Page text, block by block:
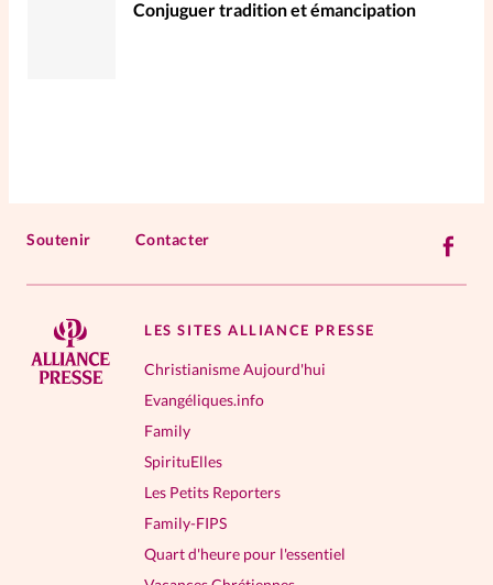
Conjuguer tradition et émancipation
Soutenir Contacter
LES SITES ALLIANCE PRESSE
Christianisme Aujourd'hui
Evangéliques.info
Family
SpirituElles
Les Petits Reporters
Family-FIPS
Quart d'heure pour l'essentiel